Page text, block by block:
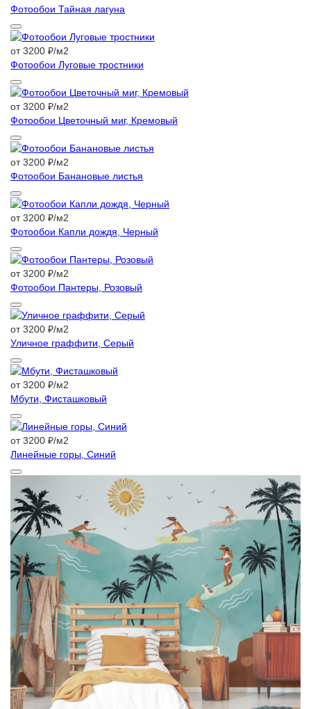
Фотообои Тайная лагуна
от 3200 ₽/м2
Фотообои Луговые тростники
от 3200 ₽/м2
Фотообои Цветочный миг, Кремовый
от 3200 ₽/м2
Фотообои Банановые листья
от 3200 ₽/м2
Фотообои Капли дождя, Черный
от 3200 ₽/м2
Фотообои Пантеры, Розовый
от 3200 ₽/м2
Уличное граффити, Серый
от 3200 ₽/м2
Мбути, Фисташковый
от 3200 ₽/м2
Линейные горы, Синий